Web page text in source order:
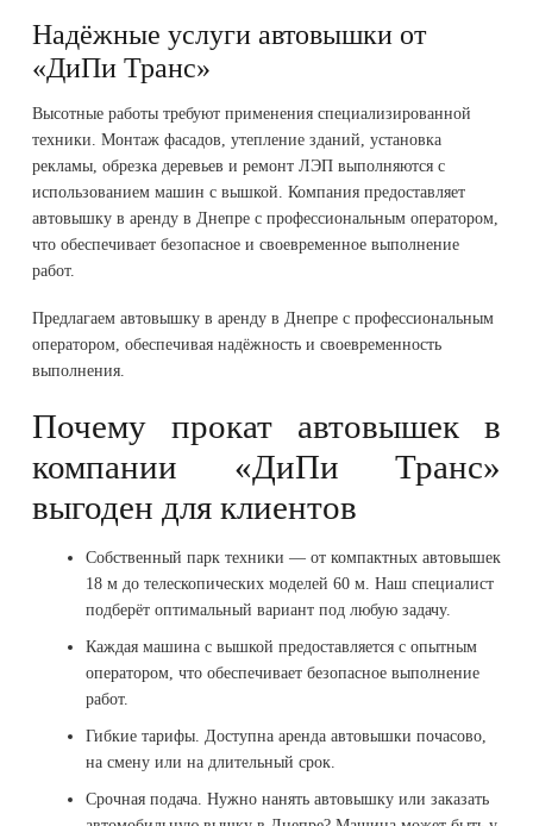
Надёжные услуги автовышки от
«ДиПи Транс»
Высотные работы требуют применения специализированной
техники. Монтаж фасадов, утепление зданий, установка
рекламы, обрезка деревьев и ремонт ЛЭП выполняются с
использованием машин с вышкой. Компания предоставляет
автовышку в аренду в Днепре с профессиональным оператором,
что обеспечивает безопасное и своевременное выполнение
работ.
Предлагаем автовышку в аренду в Днепре с профессиональным
оператором, обеспечивая надёжность и своевременность
выполнения.
Почему прокат автовышек в
компании «ДиПи Транс»
выгоден для клиентов
Собственный парк техники — от компактных автовышек
18 м до телескопических моделей 60 м. Наш специалист
подберёт оптимальный вариант под любую задачу.
Каждая машина с вышкой предоставляется с опытным
оператором, что обеспечивает безопасное выполнение
работ.
Гибкие тарифы. Доступна аренда автовышки почасово,
на смену или на длительный срок.
Срочная подача. Нужно нанять автовышку или заказать